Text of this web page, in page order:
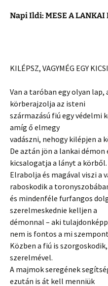
Napi Ildi: MESE A LANKAI
KILÉPSZ, VAGYMÉG EGY
Van a taróban egy olyan
körberajzolja az isteni
származású fiú egy védelmi
amíg ő elmegy
vadászni, nehogy kilépjen a
De aztán jön a lankai démon
kicsalogatja a lányt a körből.
Elrabolja és magával viszi a
raboskodik a
és mindenféle furfangos
szerelmeskednie kelljen a
démonnal – aki
nem is fontos a mi
Közben a fiú is
szerelmével.
A majmok seregének
ezután is át kell menniük